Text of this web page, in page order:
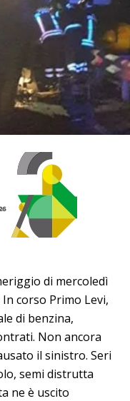
di mercoledì
corso Primo Levi,
di benzina,
Non ancora
il sinistro. Seri
semi distrutta
ne è uscito